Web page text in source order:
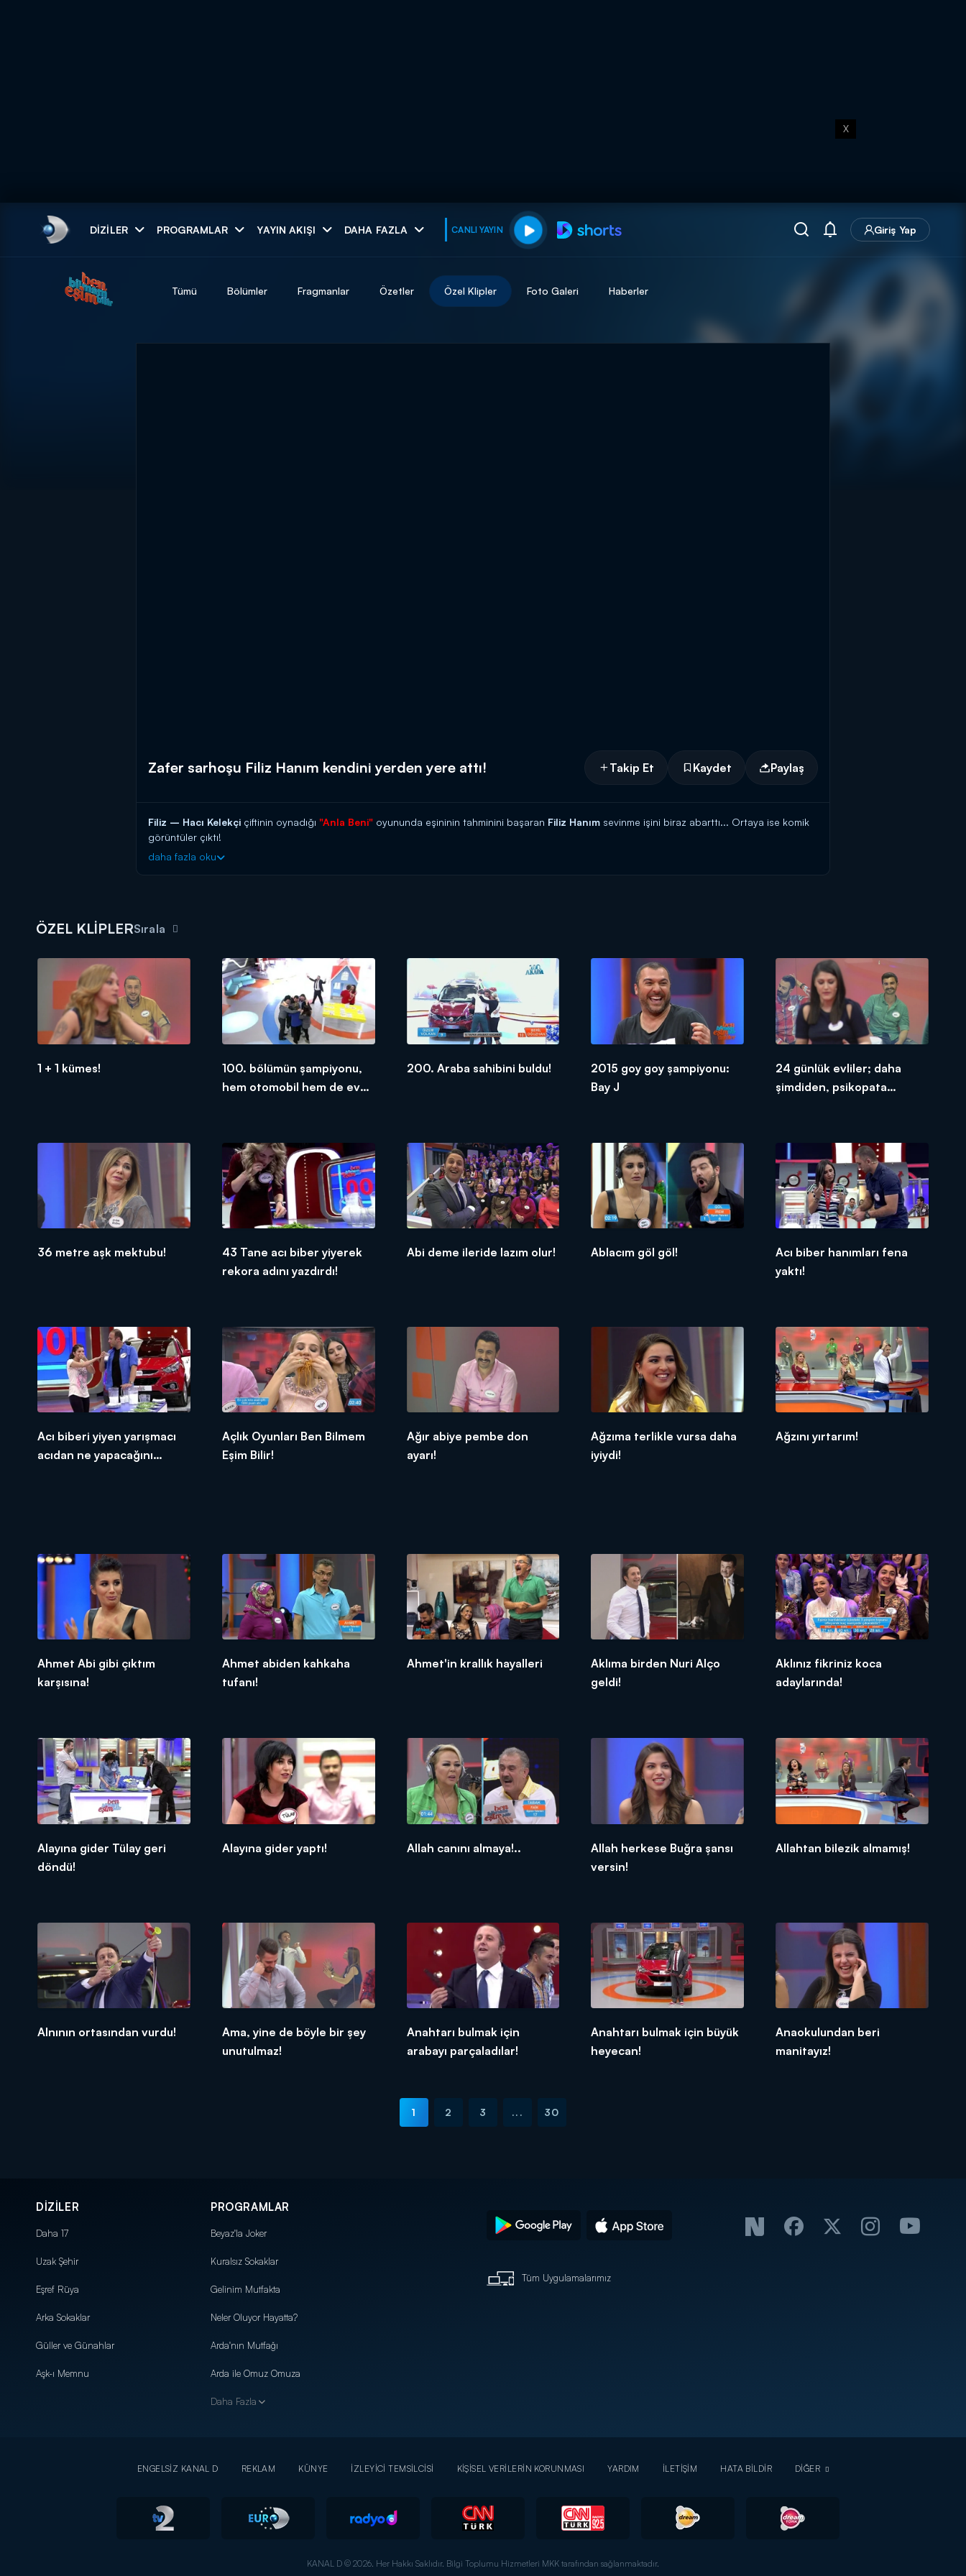
X
DIZILER PROGRAMLAR YAYIN AKIŞI DAHA FAZLA CANLI YAYIN Giriş Yap
muhteşem ikili
Tümü Bölümler Fragmanlar Özetler Özel Klipler Foto Galeri Haberler
Zafer sarhoşu Filiz Hanım kendini yerden yere attı! Takip Et Kaydet Paylaş
Filiz – Hacı Kelekçi çiftinin oynadığı "Anla Beni" oyununda eşininin tahminini başaran Filiz Hanım sevinme işini biraz abarttı... Ortaya ise komik
görüntüler çıktı!
daha fazla oku
ÖZEL KLİPLERSırala
1 + 1 kümes!
100. bölümün şampiyonu,
hem otomobil hem de ev
200. Araba sahibini buldu!
2015 goy goy şampiyonu:
Bay J
24 günlük evliler; daha
şimdiden, psikopata
36 metre aşk mektubu!
43 Tane acı biber yiyerek
rekora adını yazdırdı!
Abi deme ileride lazım olur! Ablacım göl göl!
Acı biber hanımları fena
yaktı!
Acı biberi yiyen yarışmacı
acıdan ne yapacağını
Açlık Oyunları Ben Bilmem
Eşim Bilir!
Ağır abiye pembe don
ayarı!
Ağzıma terlikle vursa daha
iyiydi!
Ağzını yırtarım!
Ahmet Abi gibi çıktım
karşısına!
Ahmet abiden kahkaha
tufanı!
Ahmet'in krallık hayalleri
Aklıma birden Nuri Alço
geldi!
Aklınız fikriniz koca
adaylarında!
Alayına gider Tülay geri
döndü!
Alayına gider yaptı! Allah canını almaya!..
Allah herkese Buğra şansı
versin!
Allahtan bilezik almamış!
Alnının ortasından vurdu!
Ama, yine de böyle bir şey
unutulmaz!
Anahtarı bulmak için
arabayı parçaladılar!
Anahtarı bulmak için büyük
heyecan!
Anaokulundan beri
manitayız!
1 2 3 ... 30
DİZİLER
Daha 17
Uzak Şehir
Eşref Rüya
Arka Sokaklar
Güller ve Günahlar
Aşk-ı Memnu
PROGRAMLAR
Beyaz'la Joker
Kuralsız Sokaklar
Gelinim Mutfakta
Neler Oluyor Hayatta?
Arda'nın Mutfağı
Arda ile Omuz Omuza
Daha Fazla
Tüm Uygulamalarımız
ENGELSİZ KANAL D REKLAM KÜNYE İZLEYİCİ TEMSİLCİSİ KİŞİSEL VERİLERİN KORUNMASI YARDIM İLETİŞİM HATA BİLDİR DİĞER
KANAL D © 2026. Her Hakkı Saklıdır. Bilgi Toplumu Hizmetleri MKK tarafından sağlanmaktadır.